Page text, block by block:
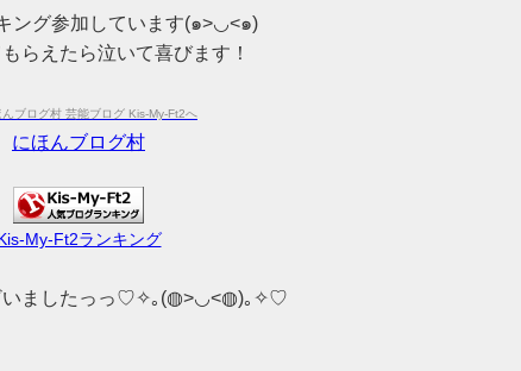
ング参加しています(๑>◡<๑)
らえたら泣いて喜びます！
にほんブログ村
My-Ft2ランキング
いましたっっ♡✧｡(◍>◡<◍)｡✧♡